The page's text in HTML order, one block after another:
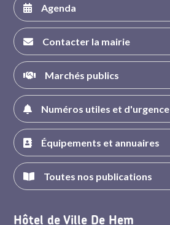
Agenda
Contacter la mairie
Marchés publics
Numéros utiles et d'urgence
Équipements et annuaires
Toutes nos publications
Hôtel de Ville De Hem